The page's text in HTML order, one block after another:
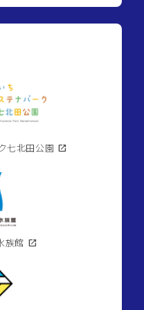
七北田公園 open_in_new
族館 open_in_new